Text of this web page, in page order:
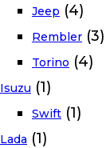
Jeep (4)
Rembler (3)
Torino (4)
Isuzu (1)
Swift (1)
Lada (1)